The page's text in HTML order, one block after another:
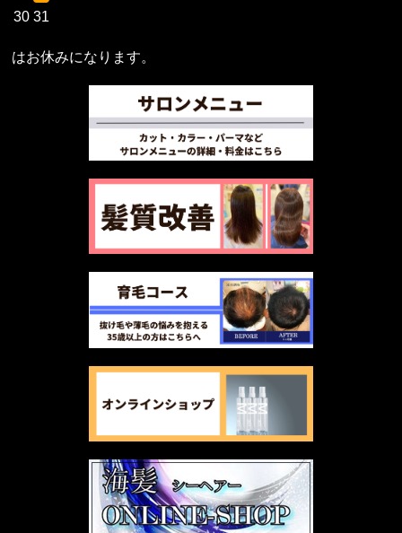
30 31
はお休みになります。